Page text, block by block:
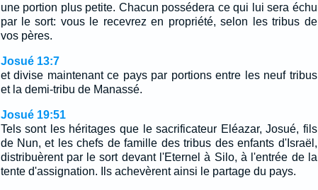
une portion plus petite. Chacun possédera ce qui lui sera échu
par le sort: vous le recevrez en propriété, selon les tribus de
vos pères.
Josué 13:7
et divise maintenant ce pays par portions entre les neuf tribus
et la demi-tribu de Manassé.
Josué 19:51
Tels sont les héritages que le sacrificateur Eléazar, Josué, fils
de Nun, et les chefs de famille des tribus des enfants d'Israël,
distribuèrent par le sort devant l'Eternel à Silo, à l'entrée de la
tente d'assignation. Ils achevèrent ainsi le partage du pays.